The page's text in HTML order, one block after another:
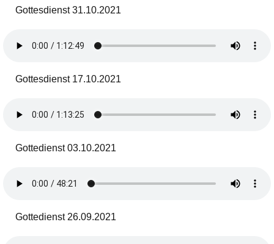
Gottesdienst 31.10.2021
Gottesdienst 17.10.2021
Gottedienst 03.10.2021
Gottedienst 26.09.2021